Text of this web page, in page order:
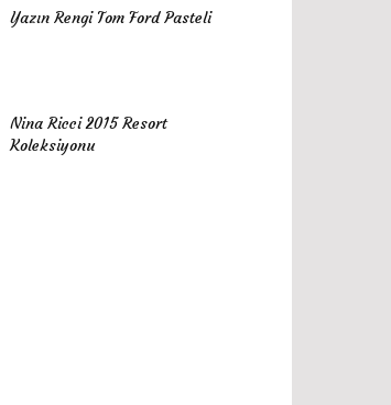
Yazın Rengi Tom Ford Pasteli
Nina Ricci 2015 Resort
Koleksiyonu